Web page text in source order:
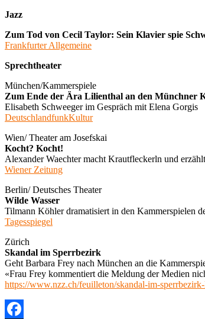
Jazz
Zum Tod von Cecil Taylor: Sein Klavier spie
Frankfurter Allgemeine
Sprechtheater
München/Kammerspiele
Zum Ende der Ära Lilienthal an den Münchner
Elisabeth Schweeger im Gespräch mit Elena Gorgis
DeutschlandfunkKultur
Wien/ Theater am Josefskai
Kocht? Kocht!
Alexander Waechter macht Krautfleckerln und
Wiener Zeitung
Berlin/ Deutsches Theater
Wilde Wasser
Tilmann Köhler dramatisiert in den Kammerspielen
Tagesspiegel
Zürich
Skandal im Sperrbezirk
Geht Barbara Frey nach München an die
«Frau Frey kommentiert die Meldung der Medien
https://www.nzz.ch/feuilleton/skandal-im-